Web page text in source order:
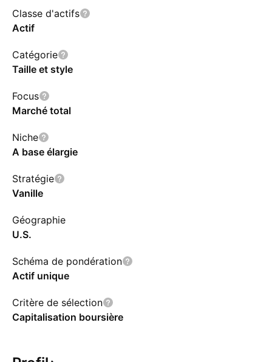
Classe d'actifs
Actif
Catégorie
Taille et style
Focus
Marché total
Niche
A base élargie
Stratégie
Vanille
Géographie
U.S.
Schéma de pondération
Actif unique
Critère de sélection
Capitalisation boursière